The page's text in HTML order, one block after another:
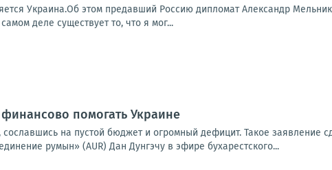
Украина.Об этом предавший Россию дипломат Александр
деле существует то, что я мог...
помогать Украине
на пустой бюджет и огромный дефицит. Такое заявление
румын» (AUR) Дан Дунгэчу в эфире бухарестского...